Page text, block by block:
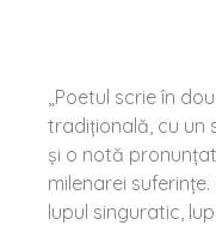
„Poetul scrie în
tradiţională, cu un
şi o notă
milenarei
lupul singuratic,